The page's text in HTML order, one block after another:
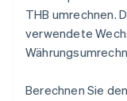
THB umrechnen.
verwendete
Berechnen Sie